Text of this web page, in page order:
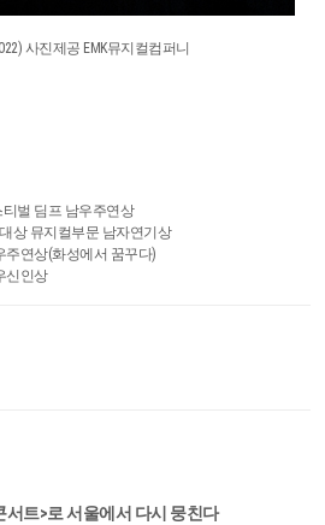
사진제공 EMK뮤지컬컴퍼니
벌 딤프 남우주연상
상 뮤지컬부문 남자연기상
주연상(화성에서 꿈꾸다)
신인상
서트>로 서울에서 다시 뭉친다